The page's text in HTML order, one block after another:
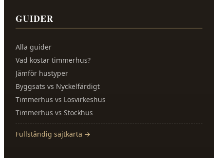
GUIDER
Alla guider
Vad kostar timmerhus?
Jämför hustyper
Byggsats vs Nyckelfärdigt
Timmerhus vs Lösvirkeshus
Timmerhus vs Stockhus
Fullständig sajtkarta →